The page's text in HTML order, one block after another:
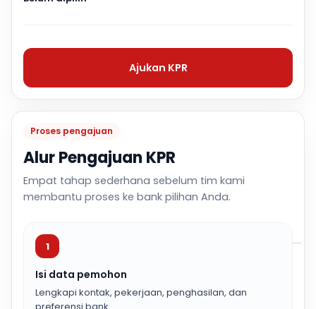
Proses pengajuan
Alur Pengajuan KPR
Empat tahap sederhana sebelum tim kami
membantu proses ke bank pilihan Anda.
1
Isi data pemohon
Lengkapi kontak, pekerjaan, penghasilan, dan
Ajukan KPR